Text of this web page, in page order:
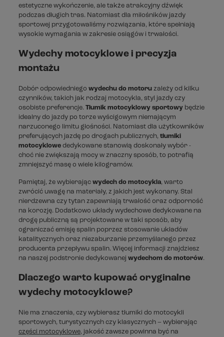
estetyczne wykończenie, ale także atrakcyjny dźwięk
podczas długich tras. Natomiast dla miłośników jazdy
sportowej przygotowaliśmy rozwiązania, które spełniają
wysokie wymagania w zakresie osiągów i trwałości.
Wydechy motocyklowe i precyzja
montażu
Dobór odpowiedniego wydechu do motoruzależy od kilku
czynników, takich jak rodzaj motocykla, styl jazdy czy
osobiste preferencje. Tłumik motocyklowy sportowybędzie
idealny do jazdy po torze wyścigowym niemającym
narzuconego limitu głośności. Natomiast dla użytkowników
preferujących jazdę po drogach publicznych, tłumiki
motocyklowe dedykowane stanowią doskonały wybór -
choć nie zwiększają mocy w znaczny sposób, to potrafią
zmniejszyć masę o wiele kilogramów.
Pamiętaj, że wybierając wydech do motocykla, warto
zwrócić uwagę na materiały, z jakich jest wykonany. Stal
nierdzewna czy tytan zapewniają trwałość oraz odporność
na korozję. Dodatkowo układy wydechowe dedykowane na
drogę publiczną są projektowane w taki sposób, aby
ograniczać emisję spalin poprzez stosowanie układów
katalitycznych oraz niezaburzanie przemyślanego przez
producenta przepływu spalin. Więcej informacji znajdziesz
na naszej podstronie dedykowanej wydechom do motorów.
Dlaczego warto kupować oryginalne
wydechy motocyklowe?
Nie ma znaczenia, czy wybierasz tłumiki do motocykli
sportowych, turystycznych czy klasycznych – wybierając
części motocyklowe, jakość zawsze powinna być na